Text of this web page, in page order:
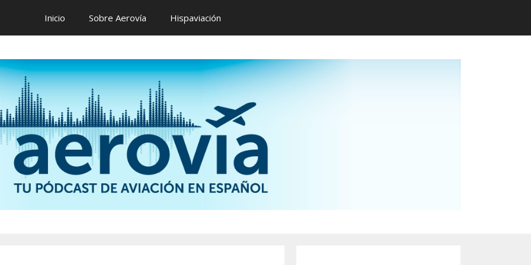
Inicio Sobre Aerovía Hispaviación